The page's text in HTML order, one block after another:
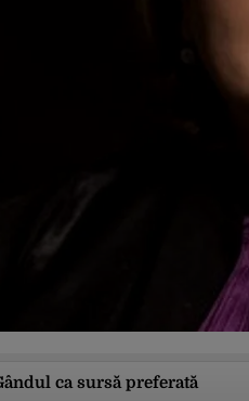
ca sursă preferată